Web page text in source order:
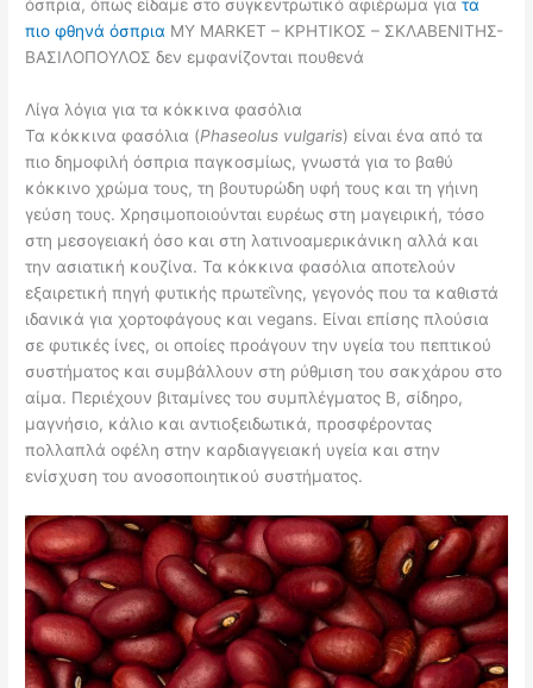
όσπρια, όπως είδαμε στο συγκεντρωτικό αφιέρωμα για τα
πιο φθηνά όσπρια MY MARKET – ΚΡΗΤΙΚΟΣ – ΣΚΛΑΒΕΝΙΤΗΣ-
ΒΑΣΙΛΟΠΟΥΛΟΣ δεν εμφανίζονται πουθενά
Λίγα λόγια για τα κόκκινα φασόλια
Τα κόκκινα φασόλια (Phaseolus vulgaris) είναι ένα από τα
πιο δημοφιλή όσπρια παγκοσμίως, γνωστά για το βαθύ
κόκκινο χρώμα τους, τη βουτυρώδη υφή τους και τη γήινη
γεύση τους. Χρησιμοποιούνται ευρέως στη μαγειρική, τόσο
στη μεσογειακή όσο και στη λατινοαμερικάνικη αλλά και
την ασιατική κουζίνα. Τα κόκκινα φασόλια αποτελούν
εξαιρετική πηγή φυτικής πρωτεΐνης, γεγονός που τα καθιστά
ιδανικά για χορτοφάγους και vegans. Είναι επίσης πλούσια
σε φυτικές ίνες, οι οποίες προάγουν την υγεία του πεπτικού
συστήματος και συμβάλλουν στη ρύθμιση του σακχάρου στο
αίμα. Περιέχουν βιταμίνες του συμπλέγματος Β, σίδηρο,
μαγνήσιο, κάλιο και αντιοξειδωτικά, προσφέροντας
πολλαπλά οφέλη στην καρδιαγγειακή υγεία και στην
ενίσχυση του ανοσοποιητικού συστήματος.